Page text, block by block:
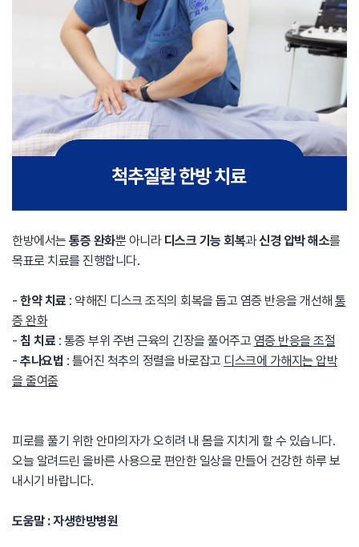
한방에서는 통증 완화뿐 아니라 디스크 기능 회복과신경 압박 해소를
목표로 치료를 진행합니다.
- 한약 치료 : 약해진 디스크 조직의 회복을 돕고 염증 반응을 개선해 통
증 완화
- 침 치료 : 통증 부위 주변 근육의 긴장을 풀어주고 염증 반응을 조절
- 추나요법 : 틀어진 척추의 정렬을 바로잡고 디스크에 가해지는 압박
을 줄여줌
피로를 풀기 위한 안마의자가 오히려 내 몸을 지치게 할 수 있습니다.
오늘 알려드린 올바른 사용으로 편안한 일상을 만들어 건강한 하루 보
내시기 바랍니다.
도움말 : 자생한방병원